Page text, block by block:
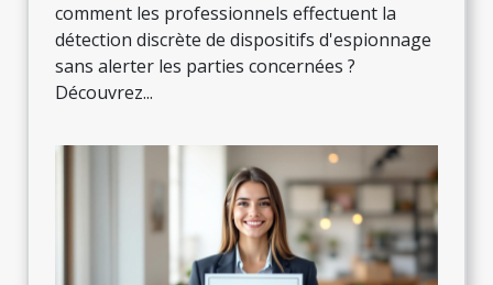
comment les professionnels effectuent la
détection discrète de dispositifs d'espionnage
sans alerter les parties concernées ?
Découvrez...